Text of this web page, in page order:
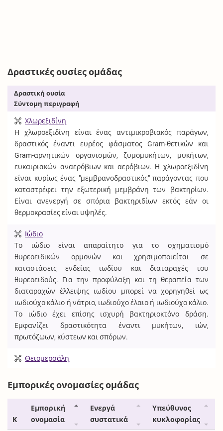
Δραστικές ουσίες ομάδας
Δραστική ουσία
Σύντομη περιγραφή
Χλωρεξιδίνη
H χλωροεξιδίνη είναι ένας αντιμικροβιακός παράγων,
δραστικός έναντι ευρέος φάσματος Gram-θετικών και
Gram-αρνητικών οργανισμών, ζυμομυκήτων, μυκήτων,
ευκαιριακών αναερόβιων και αερόβιων. H χλωροεξιδίνη
είναι κυρίως ένας "μεμβρανοδραστικός" παράγοντας που
καταστρέφει την εξωτερική μεμβράνη των βακτηρίων.
Eίναι ανενεργή σε σπόρια βακτηριδίων εκτός εάν οι
θερμοκρασίες είναι υψηλές.
Ιώδιο
Το ιώδιο είναι απαραίτητο για το σχηματισμό
θυρεοειδικών ορμονών και χρησιμοποιείται σε
καταστάσεις ενδείας ιωδίου και διαταραχές του
θυρεοειδούς. Για την προφύλαξη και τη θεραπεία των
διαταραχών έλλειψης ιωδίου μπορεί να χορηγηθεί ως
ιωδιούχο κάλιο ή νάτριο, ιωδιούχο έλαιο ή ιωδιούχο κάλιο.
Το ιώδιο έχει επίσης ισχυρή βακτηριοκτόνο δράση.
Εμφανίζει δραστικότητα έναντι μυκήτων, ιών,
πρωτόζωων, κύστεων και σπόρων.
Θειομερσάλη
Εμπορικές ονομασίες ομάδας
Κ
Εμπορική
ονομασία
Ενεργά
συστατικά
Υπεύθυνος
κυκλοφορίας